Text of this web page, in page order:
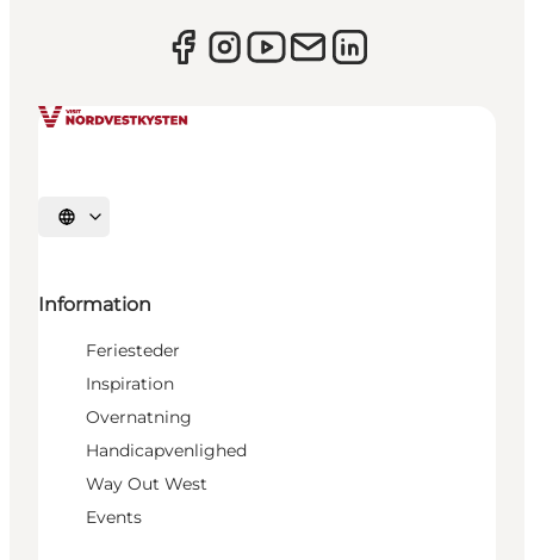
Vælg sprog
Information
Feriesteder
Inspiration
Overnatning
Handicapvenlighed
Way Out West
Events